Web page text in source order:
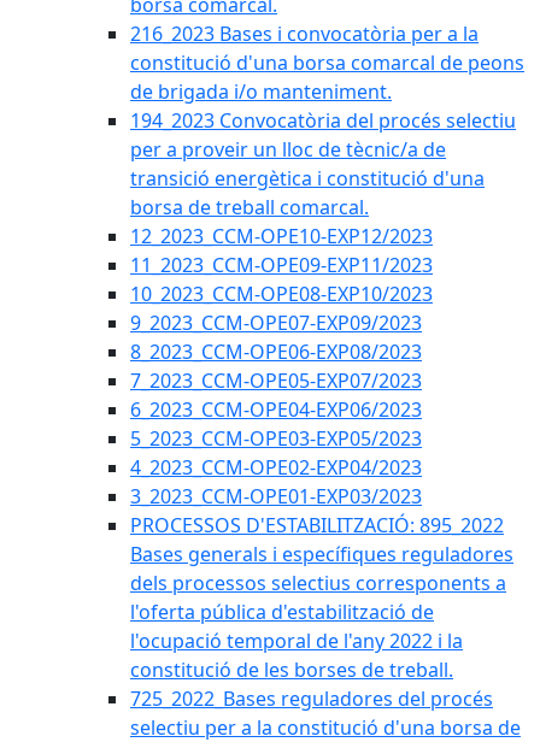
216_2023 Bases i convocatòria per a la
constitució d'una borsa comarcal de peons
de brigada i/o manteniment.
194_2023 Convocatòria del procés selectiu
per a proveir un lloc de tècnic/a de
transició energètica i constitució d'una
borsa de treball comarcal.
12_2023_CCM-OPE10-EXP12/2023
11_2023_CCM-OPE09-EXP11/2023
10_2023_CCM-OPE08-EXP10/2023
9_2023_CCM-OPE07-EXP09/2023
8_2023_CCM-OPE06-EXP08/2023
7_2023_CCM-OPE05-EXP07/2023
6_2023_CCM-OPE04-EXP06/2023
5_2023_CCM-OPE03-EXP05/2023
4_2023_CCM-OPE02-EXP04/2023
3_2023_CCM-OPE01-EXP03/2023
PROCESSOS D'ESTABILITZACIÓ: 895_2022
Bases generals i específiques reguladores
dels processos selectius corresponents a
l'oferta pública d'estabilització de
l'ocupació temporal de l'any 2022 i la
constitució de les borses de treball.
725_2022_Bases reguladores del procés
selectiu per a la constitució d'una borsa de